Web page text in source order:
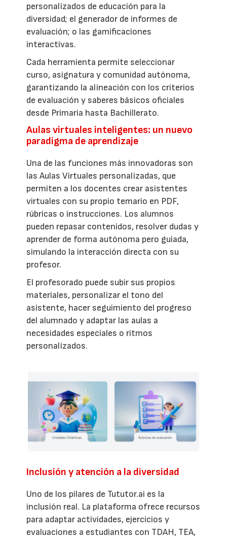
personalizados de educación para la
diversidad; el generador de informes de
evaluación; o las gamificaciones
interactivas.
Cada herramienta permite seleccionar
curso, asignatura y comunidad autónoma,
garantizando la alineación con los criterios
de evaluación y saberes básicos oficiales
desde Primaria hasta Bachillerato.
Aulas virtuales inteligentes: un nuevo
paradigma de aprendizaje
Una de las funciones más innovadoras son
las Aulas Virtuales personalizadas, que
permiten a los docentes crear asistentes
virtuales con su propio temario en PDF,
rúbricas o instrucciones. Los alumnos
pueden repasar contenidos, resolver dudas y
aprender de forma autónoma pero guiada,
simulando la interacción directa con su
profesor.
El profesorado puede subir sus propios
materiales, personalizar el tono del
asistente, hacer seguimiento del progreso
del alumnado y adaptar las aulas a
necesidades especiales o ritmos
personalizados.
Inclusión y atención a la diversidad
Uno de los pilares de Tututor.ai es la
inclusión real. La plataforma ofrece recursos
para adaptar actividades, ejercicios y
evaluaciones a estudiantes con TDAH, TEA,